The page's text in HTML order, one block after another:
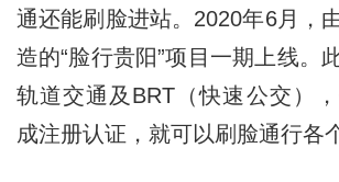
通还能刷脸进站。2020年6月，
造的“脸行贵阳”项目一期上线。
轨道交通及BRT（快速公交）
成注册认证，就可以刷脸通行各